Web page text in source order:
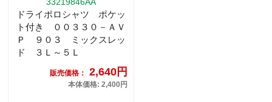
ドライポロシャツ ポケッ
ト付き ００３３０－ＡＶ
Ｐ ９０３ ミックスレッ
ド ３Ｌ～５Ｌ
販売価格： 2,640円
本体価格: 2,400円